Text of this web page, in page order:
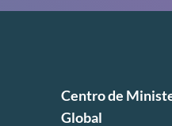
Centro de
Global